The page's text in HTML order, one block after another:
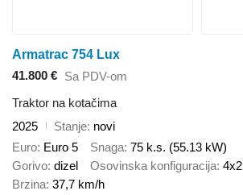
Armatrac 754 Lux
41.800 € Sa PDV-om
Traktor na kotačima
2025
Stanje novi
Euro Euro 5 Snaga 75 k.s. (55.13 kW)
Gorivo dizel Osovinska konfiguracija 4x2
Brzina 37,7 km/h